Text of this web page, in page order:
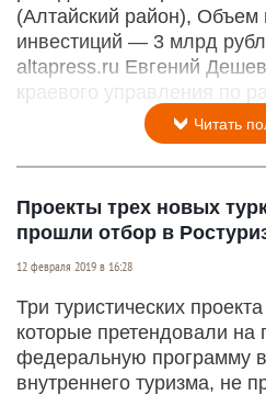
(Алтайский район),
инвестиций — 3 млрд
altapress.ru Евгений
краевого управления по
Читать
Проекты трех новых
прошли отбор в
12 февраля 2019 в 16:28
Три туристических
которые претендовали
федеральную программу
внутреннего туризма, не